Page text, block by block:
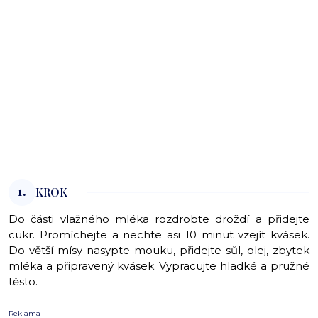
1. KROK
Do části vlažného mléka rozdrobte droždí a přidejte
cukr. Promíchejte a nechte asi 10 minut vzejít kvásek.
Do větší mísy nasypte mouku, přidejte sůl, olej, zbytek
mléka a připravený kvásek. Vypracujte hladké a pružné
těsto.
Reklama